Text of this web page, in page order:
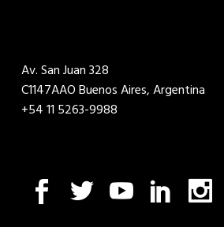
Av. San Juan 328
C1147AAO Buenos Aires, Argentina
+54 11 5263-9988